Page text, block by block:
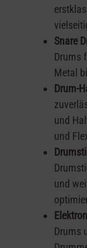
Snare
Drums
Metal
Drum-
und
und
und
Drums